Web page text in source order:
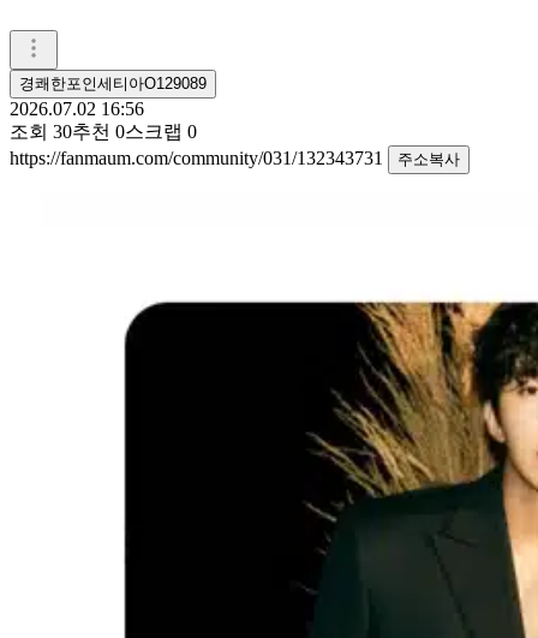
경쾌한포인세티아O129089
2026.07.02 16:56
조회 30추천 0스크랩 0
https://fanmaum.com/community/031/132343731
주소복사